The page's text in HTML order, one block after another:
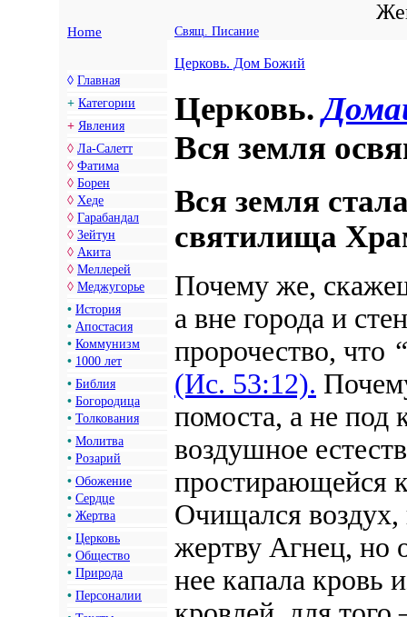
Home Свящ. Писание
◊ Главная
+ Категории
+ Явления
◊ Ла-Салетт
◊ Фатима
◊ Борен
◊ Хеде
◊ Гарабандал
◊ Зейтун
◊ Акита
◊ Меллерей
◊ Меджугорье
• История
• Апостасия
• Коммунизм
• 1000 лет
• Библия
• Богородица
• Толкования
• Молитва
• Розарий
• Обожение
• Сердце
• Жертва
• Церковь
• Общество
• Природа
• Персоналии
Церковь. Дом Божий
Церковь.
Вся земля
Вся земля
святилища
Почему же,
а вне города и
пророчество, что
(Ис. 53:12).
помоста, а не под
воздушное
простирающейся
Очищался воздух,
жертву Агнец, но
нее капала кровь